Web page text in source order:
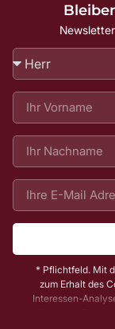
* Pflichtfeld. Mit
zum Erhalt des
Interessen-